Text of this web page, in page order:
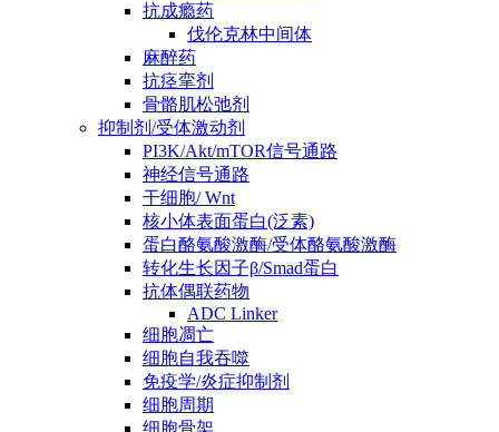
抗成瘾药
伐伦克林中间体
麻醉药
抗痉挛剂
骨骼肌松弛剂
抑制剂/受体激动剂
PI3K/Akt/mTOR信号通路
神经信号通路
干细胞/ Wnt
核小体表面蛋白(泛素)
蛋白酪氨酸激酶/受体酪氨酸激酶
转化生长因子β/Smad蛋白
抗体偶联药物
ADC Linker
细胞凋亡
细胞自我吞噬
免疫学/炎症抑制剂
细胞周期